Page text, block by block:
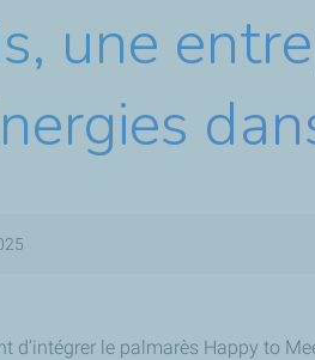
une
d’intégrer le palmarès Happy to